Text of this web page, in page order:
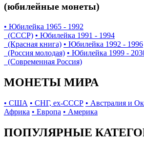
(юбилейные монеты)
• Юбилейка 1965 - 1992
(СССР) • Юбилейка 1991 - 1994
(Красная книга) • Юбилейка 1992 - 1996
(Россия молодая) • Юбилейка 1999 -
(Современная Россия)
МОНЕТЫ МИРА
• США • СНГ, ex-СССР • Австралия и
Африка • Европа • Америка
ПОПУЛЯРНЫЕ